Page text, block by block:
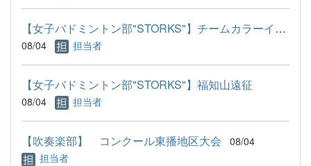
【女子バドミントン部"STORKS"】チームカラーインク
08/04 担当者
【女子バドミントン部"STORKS"】福知山遠征
08/04 担当者
【吹奏楽部】 コンクール東播地区大会
08/04
担当者